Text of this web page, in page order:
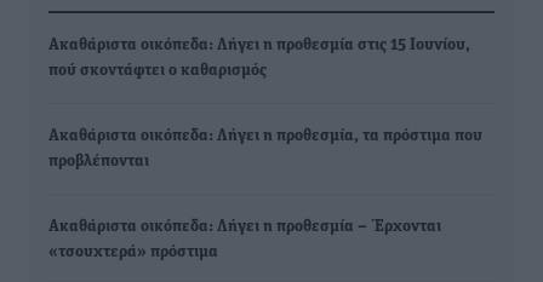
Ακαθάριστα οικόπεδα: Λήγει η προθεσμία στις 15 Ιουνίου,
πού σκοντάφτει ο καθαρισμός
Ακαθάριστα οικόπεδα: Λήγει η προθεσμία, τα πρόστιμα που
προβλέπονται
Ακαθάριστα οικόπεδα: Λήγει η προθεσμία – Έρχονται
«τσουχτερά» πρόστιμα